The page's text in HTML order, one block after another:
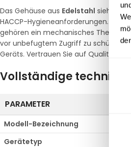
Das Gehäuse aus Edelstahl sieht
HACCP-Hygieneanforderungen. Der
gehören ein mechanisches
vor unbefugtem Zugriff zu schützen.
Geräts. Vertrauen Sie auf Qualität und
Vollständige
PARAMETER
Modell-Bezeichnung
Gerätetyp